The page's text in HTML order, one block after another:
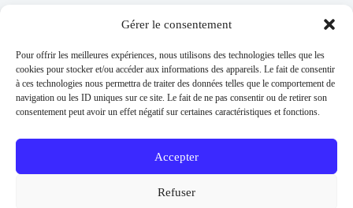
Gérer le consentement
Pour offrir les meilleures expériences, nous utilisons des technologies telles que les
cookies pour stocker et/ou accéder aux informations des appareils. Le fait de consentir
à ces technologies nous permettra de traiter des données telles que le comportement de
navigation ou les ID uniques sur ce site. Le fait de ne pas consentir ou de retirer son
consentement peut avoir un effet négatif sur certaines caractéristiques et fonctions.
Accepter
Refuser
Addresse :
1 place de l'église 63260 Thuret
Phone:
04 73 97 91 58
E-mail :
Permanences :
Lundi et jeudi 13h30 - 17h30 / Mardi et